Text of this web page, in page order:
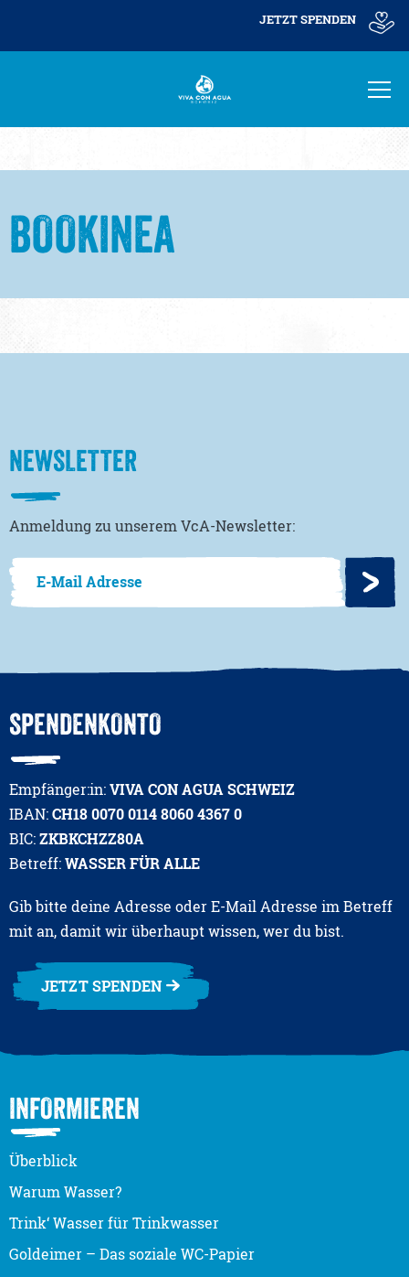
JETZT SPENDEN
BOOKINEA
NEWSLETTER
Anmeldung zu unserem VcA-Newsletter:
SPENDENKONTO
Empfänger:in:VIVA CON AGUA SCHWEIZ
IBAN:CH18 0070 0114 8060 4367 0
BIC:ZKBKCHZZ80A
Betreff:WASSER FÜR ALLE
Gib bitte deine Adresse oder E-Mail Adresse im Betreff
mit an, damit wir überhaupt wissen, wer du bist.
JETZT SPENDEN
INFORMIEREN
Überblick
Warum Wasser?
Trink‘ Wasser für Trinkwasser
Goldeimer – Das soziale WC-Papier